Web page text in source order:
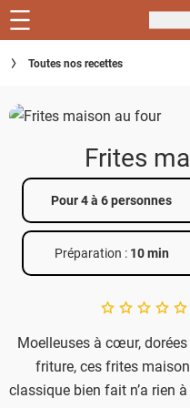
Skip
to
main
Recettes
Inspirations
Menu de la semaine
Actus
Téléchargez l'app Saveurs Recettes
Guide d'achat
Toutes nos recettes
Frites
Pour 4 à 6 personnes
Préparation : 10 min
A star rating of
Moelleuses à cœur,
friture, ces frites
classique bien fait n’a rien